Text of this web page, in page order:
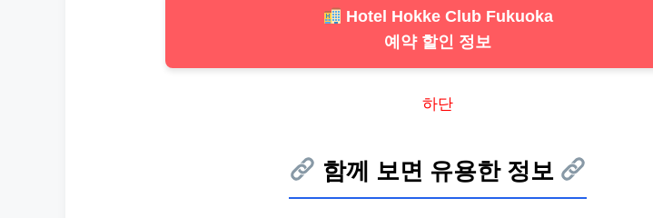
Hotel Hokke Club Fukuoka
예약 할인 정보
하단
함께 보면 유용한 정보